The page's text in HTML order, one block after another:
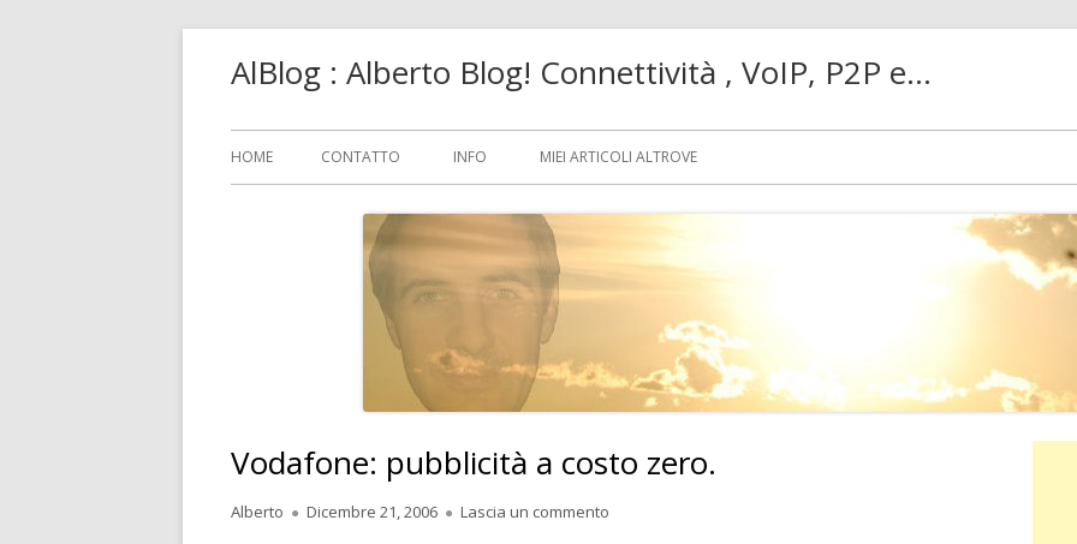
AlBlog : Alberto Blog! Connettività , VoIP, P2P e…
Menu
principale
HOME CONTATTO INFO MIEI ARTICOLI ALTROVE
Vodafone: pubblicità a costo zero.
Autore
Alberto Pubblicato
Dicembre 21, 2006 Lascia un commento